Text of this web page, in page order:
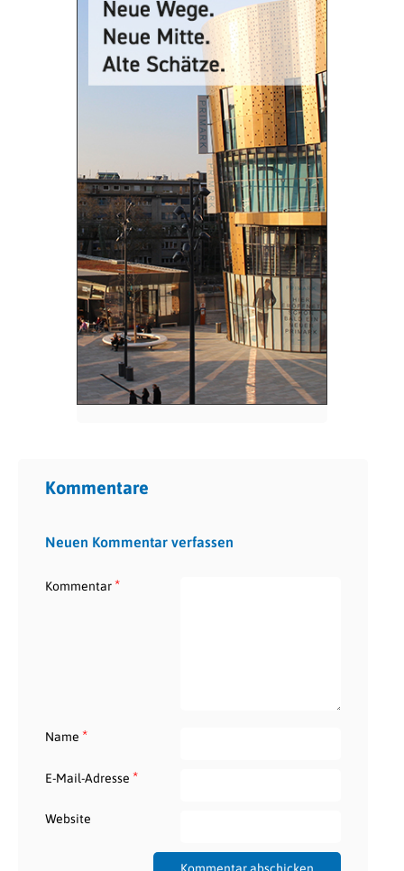
Kommentare
Neuen Kommentar verfassen
Kommentar*
Name *
E-Mail-Adresse *
Website